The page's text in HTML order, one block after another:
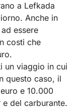
a Lefkada
Anche in
essere
costi che
un viaggio in cui
questo caso, il
e 10.000
del carburante.